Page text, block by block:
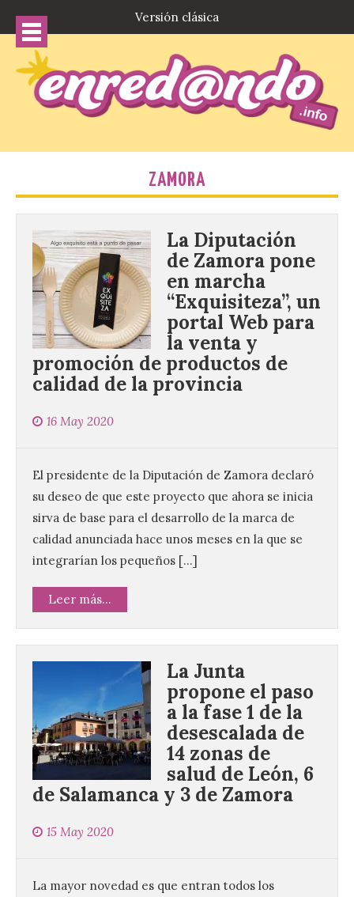
Versión clásica
ZAMORA
La Diputación
de Zamora pone
en marcha
“Exquisiteza”, un
portal Web para
la venta y
promoción de productos de
calidad de la provincia
16 May 2020
El presidente de la Diputación de Zamora declaró
su deseo de que este proyecto que ahora se inicia
sirva de base para el desarrollo de la marca de
calidad anunciada hace unos meses en la que se
integrarían los pequeños […]
Leer más...
La Junta
propone el paso
a la fase 1 de la
desescalada de
14 zonas de
salud de León, 6
de Salamanca y 3 de Zamora
15 May 2020
La mayor novedad es que entran todos los